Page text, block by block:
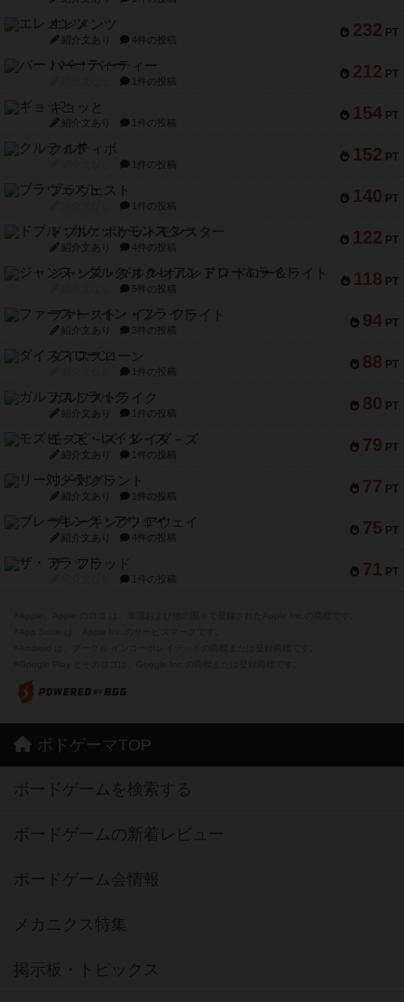
232 PT
エレメンツ
紹介文あり 4件の投稿
212 PT
バー！パーティー
1件の投稿
154 PT
ギョッと
紹介文あり 1件の投稿
152 PT
クルティボ
1件の投稿
140 PT
ブラヴェスト
1件の投稿
122 PT
ドブル：ポケットモンスター
紹介文あり 4件の投稿
118 PT
ジャンヌ・ダルク-オルレアン ドロー＆ライト
5件の投稿
94 PT
ファースト・イン・フライト
紹介文あり 3件の投稿
88 PT
ダイススローン
1件の投稿
80 PT
ガルフストライク
紹介文あり 1件の投稿
79 PT
モズビ－ズ・レイダ－ズ
紹介文あり 1件の投稿
77 PT
リー対グラント
紹介文あり 1件の投稿
75 PT
ブレーキング・アウェイ
紹介文あり 4件の投稿
71 PT
ザ・フラッド
1件の投稿
ボドゲーマTOP
ボードゲームを検索する
ボードゲームの新着レビュー
ボードゲーム会情報
メカニクス特集
掲示板・トピックス